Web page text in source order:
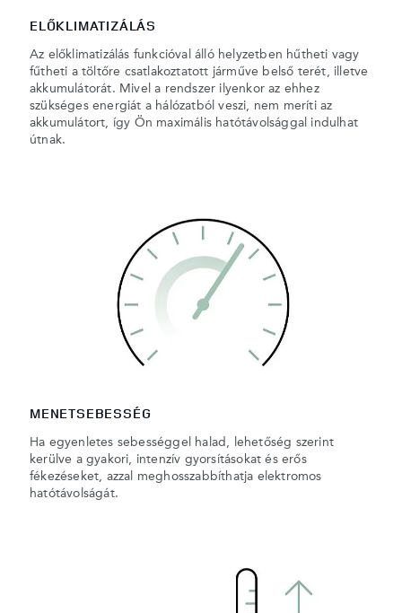
ELŐKLIMATIZÁLÁS
Az előklimatizálás funkcióval álló helyzetben hűtheti vagy
fűtheti a töltőre csatlakoztatott járműve belső terét, illetve
akkumulátorát. Mivel a rendszer ilyenkor az ehhez
szükséges energiát a hálózatból veszi, nem meríti az
akkumulátort, így Ön maximális hatótávolsággal indulhat
útnak.
MENETSEBESSÉG
Ha egyenletes sebességgel halad, lehetőség szerint
kerülve a gyakori, intenzív gyorsításokat és erős
fékezéseket, azzal meghosszabbíthatja elektromos
hatótávolságát.